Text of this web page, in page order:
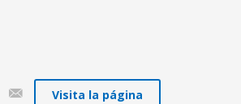
Visita la página